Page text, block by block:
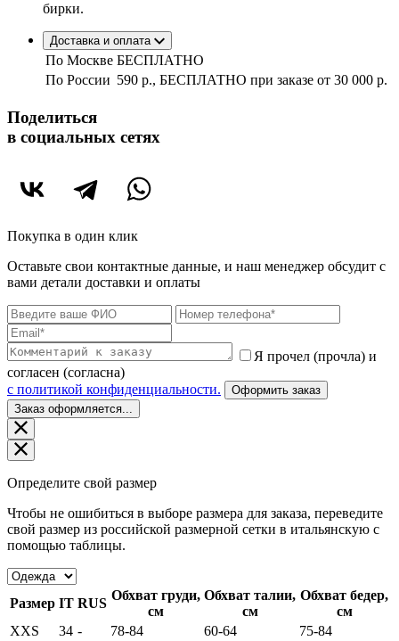
бирки.
Доставка и оплата
По Москве БЕСПЛАТНО
По России 590 р., БЕСПЛАТНО при заказе от 30 000 р.
Поделиться
в социальных сетях
Покупка в один клик
Оставьте свои контактные данные, и наш менеджер обсудит с
вами детали доставки и оплаты
Я прочел (прочла) и
согласен (согласна)
c политикой конфиденциальности.
Оформить заказ
Заказ оформляется...
Определите свой размер
Чтобы не ошибиться в выборе размера для заказа, переведите
свой размер из российской размерной сетки в итальянскую с
помощью таблицы.
Размер IT RUS
Обхват груди,
см
Обхват талии,
см
Обхват бедер,
см
XXS
34 - 78-84 60-64
75-84